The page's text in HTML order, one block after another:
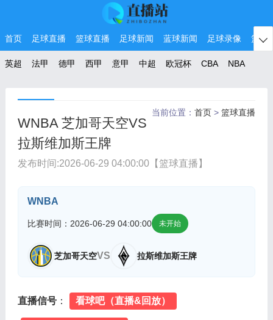
首页 足球直播 篮球直播 足球新闻 蓝球新闻 足球录像 篮球

英超 法甲 德甲 西甲 意甲 中超 欧冠杯 CBA NBA
当前位置：首页 >篮球直播
WNBA 芝加哥天空VS
拉斯维加斯王牌
发布时间:2026-06-29 04:00:00【篮球直播】
WNBA
比赛时间：2026-06-29 04:00:00 未开始
芝加哥天空VS 拉斯维加斯王牌
直播信号： 看球吧（直播&回放）